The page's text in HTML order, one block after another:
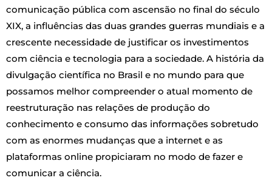
comunicação pública com ascensão no final do século
XIX, a influências das duas grandes guerras mundiais e a
crescente necessidade de justificar os investimentos
com ciência e tecnologia para a sociedade. A história da
divulgação científica no Brasil e no mundo para que
possamos melhor compreender o atual momento de
reestruturação nas relações de produção do
conhecimento e consumo das informações sobretudo
com as enormes mudanças que a internet e as
plataformas online propiciaram no modo de fazer e
comunicar a ciência.